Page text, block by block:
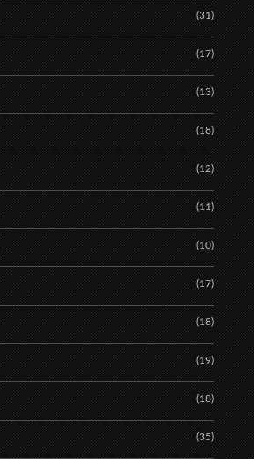
(31)
(17)
(13)
(18)
(12)
(11)
(10)
(17)
(18)
(19)
(18)
(35)